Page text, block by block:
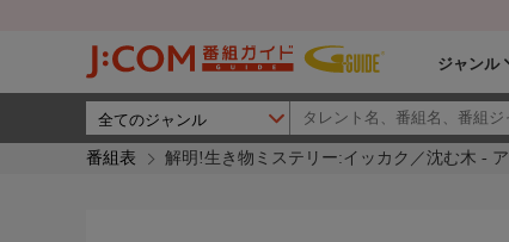
ジャンル
番組表 解明!生き物ミステリー:イッカク／沈む木 -